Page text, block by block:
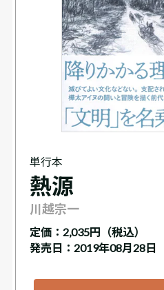
単行本
熱源
川越宗一
定価： 2,035円（税込）
発売日：2019年08月28日